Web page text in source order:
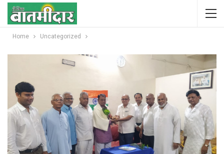
Home Uncategorized